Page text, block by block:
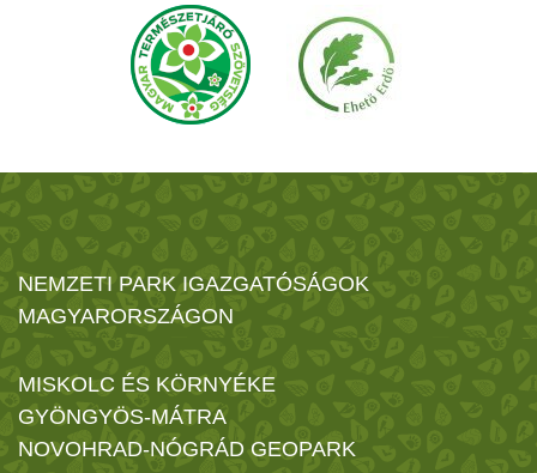
NEMZETI PARK IGAZGATÓSÁGOK
MAGYARORSZÁGON
MISKOLC ÉS KÖRNYÉKE
GYÖNGYÖS-MÁTRA
NOVOHRAD-NÓGRÁD GEOPARK